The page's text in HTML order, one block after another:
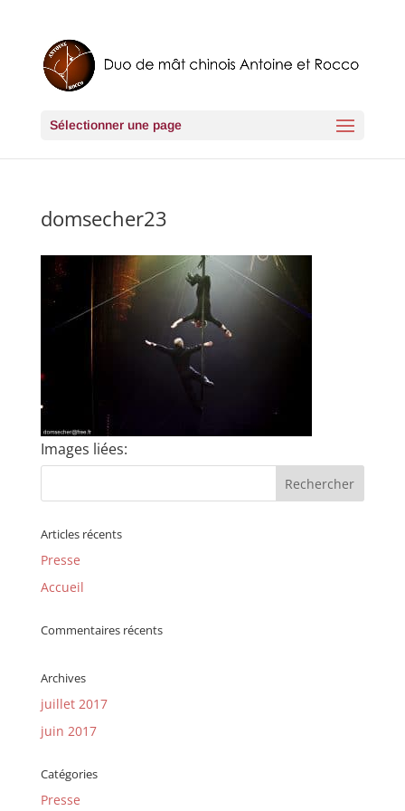
Sélectionner une page
domsecher23
Images liées:
Articles récents
Presse
Accueil
Commentaires récents
Archives
juillet 2017
juin 2017
Catégories
Presse